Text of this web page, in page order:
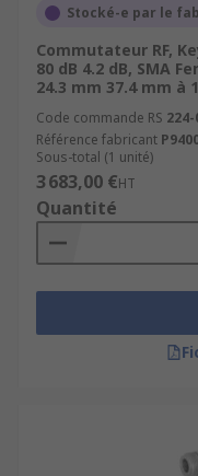
Stocké-e par le
Commutateur RF,
80 dB 4.2 dB, SMA
24.3 mm 37.4 mm à
Code commande RS
Référence fabricant
Sous-total (1 unité)
3 683,00 €HT
Quantité